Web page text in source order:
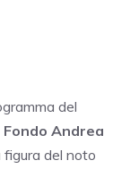
del
Fondo Andrea
figura del noto